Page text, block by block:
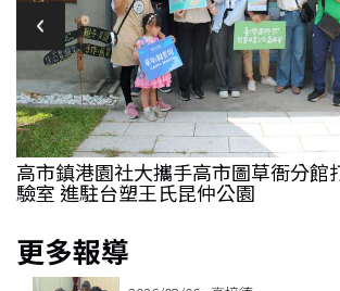
高市鎮港園社大攜手高市圖草衙分館
驗室 進駐台塑王氏昆仲公園
更多報導